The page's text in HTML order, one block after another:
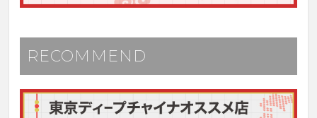
RECOMMEND